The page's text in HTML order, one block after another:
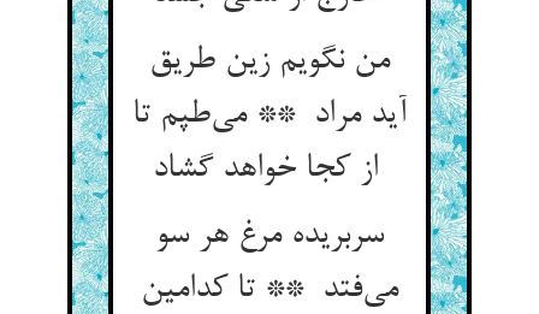
من نگویم زین طریق
آید مراد ** می‌طپم تا
از کجا خواهد گشاد
سربریده مرغ هر سو
می‌فتد ** تا کدامین